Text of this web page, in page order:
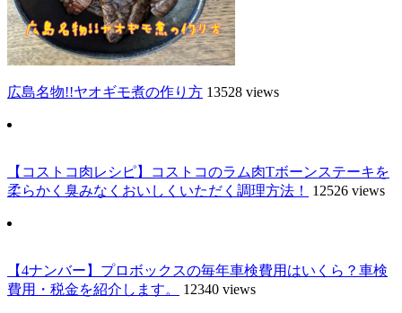
広島名物!!ヤオギモ煮の作り方 13528 views
【コストコ肉レシピ】コストコのラム肉Tボーンステーキを
柔らかく臭みなくおいしくいただく調理方法！
12526 views
【4ナンバー】プロボックスの毎年車検費用はいくら？車検
費用・税金を紹介します。
12340 views